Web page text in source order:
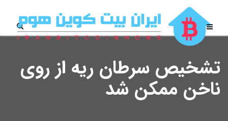
تشخیص سرطان ریه از روی
ناخن ممکن شد